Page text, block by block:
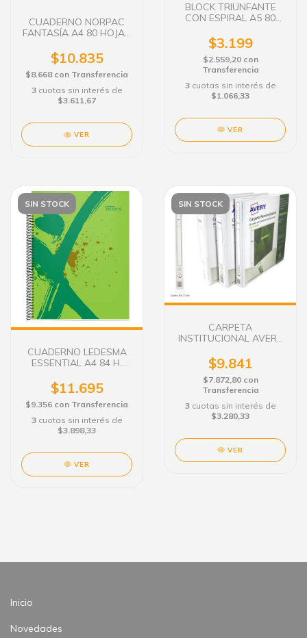
CUADERNO NORPAC
FANTASÍA A4 80 HOJAS
$10.835
$8.668 con Transferencia
3 cuotas sin interés de
$3.611,67
VER
BLOCK TRIUNFANTE
CON ESPIRAL A5 80
$3.199
$2.559,20 con
Transferencia
3 cuotas sin interés de
$1.066,33
VER
SIN STOCK
CUADERNO LEDESMA
ESSENTIAL A4 84 H.
$11.695
$9.356 con Transferencia
3 cuotas sin interés de
$3.898,33
VER
SIN STOCK
CARPETA
INSTITUCIONAL AVERY
$9.841
$7.872,80 con
Transferencia
3 cuotas sin interés de
$3.280,33
VER
Inicio
Novedades